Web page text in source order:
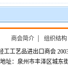
商会简介
组织结构
工工艺品进出口商会
地址：泉州市丰泽区城东